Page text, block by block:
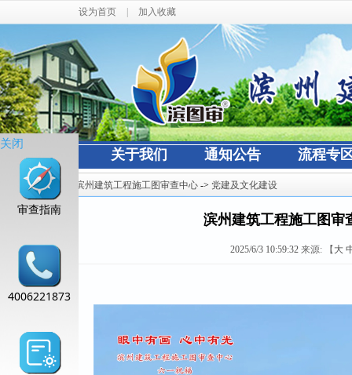
设为首页 加入收藏
网站首页 关于我们 通知公告 流程专
当前位置： 滨州建筑工程施工图审查中心 -> 党建及文化建设
滨州建筑工程施工图审
2025/6/3 10:59:32 来源: 【 大
关闭
审查指南
4006221873